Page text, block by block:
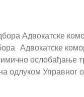
Адвокатске
Адвокатске
ослобађање
одлуком